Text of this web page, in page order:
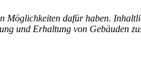
dafür haben.
und Erhaltung von Gebäuden